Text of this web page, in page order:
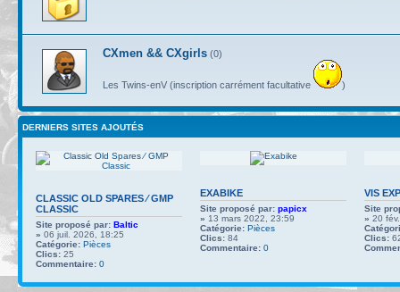
CXmen && CXgirls (0)
Les Twins-enV (inscription carrément facultative )
DERNIERS SITES AJOUTÉS
CLASSIC OLD SPARES ∕ GMP
CLASSIC
Site proposé par: Baltic
» 06 juil. 2026, 18:25
Catégorie: Pièces
Clics: 25
Commentaire: 0
EXABIKE
Site proposé par: papicx
» 13 mars 2022, 23:59
Catégorie: Pièces
Clics: 84
Commentaire: 0
VIS
Site
» 20
Clics: